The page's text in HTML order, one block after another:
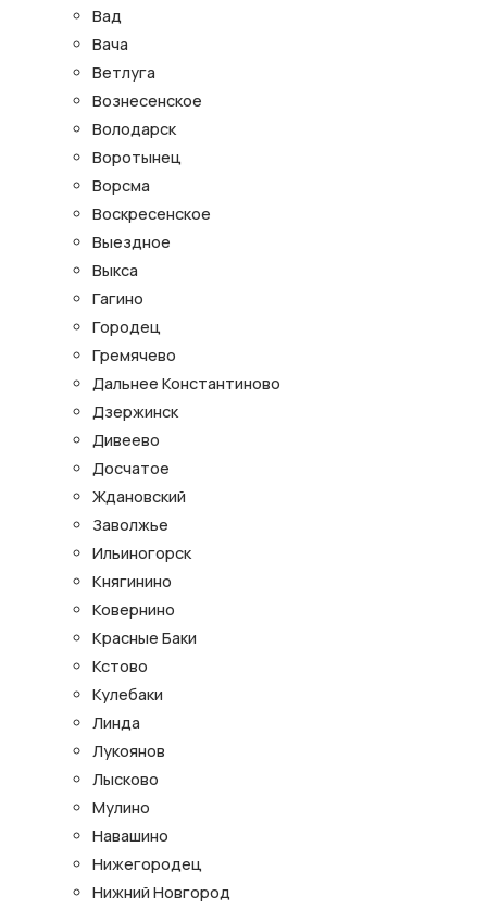
Вад
Вача
Ветлуга
Вознесенское
Володарск
Воротынец
Ворсма
Воскресенское
Выездное
Выкса
Гагино
Городец
Гремячево
Дальнее Константиново
Дзержинск
Дивеево
Досчатое
Ждановский
Заволжье
Ильиногорск
Княгинино
Ковернино
Красные Баки
Кстово
Кулебаки
Линда
Лукоянов
Лысково
Мулино
Навашино
Нижегородец
Нижний Новгород